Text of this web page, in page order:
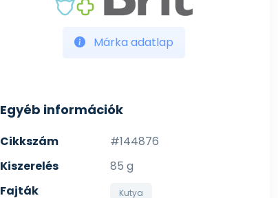
Márka adatlap
Egyéb információk
Cikkszám
#144876
Kiszerelés
85 g
Fajták
Kutya